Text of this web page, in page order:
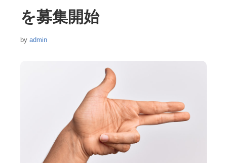
を募集開始
by admin